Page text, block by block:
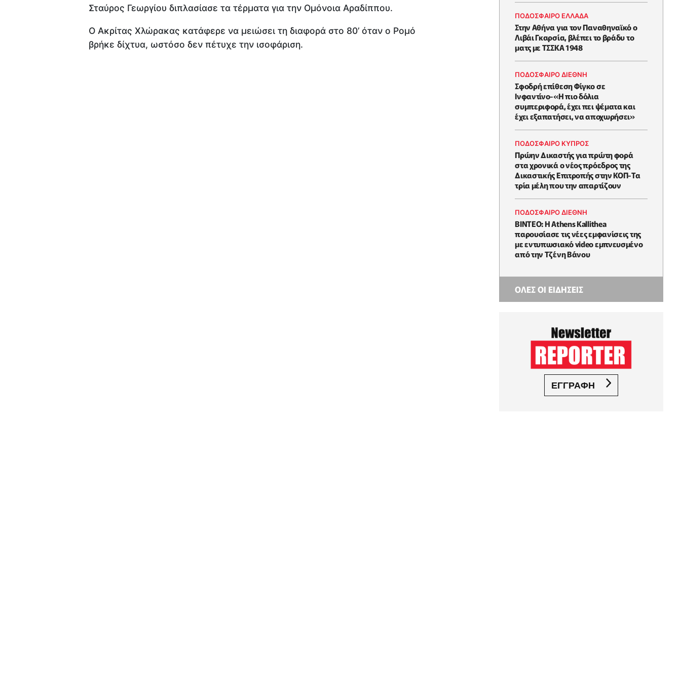
Σταύρος Γεωργίου διπλασίασε τα τέρματα για την Ομόνοια Αραδίππου.
Ο Ακρίτας Χλώρακας κατάφερε να μειώσει τη διαφορά στο 80’ όταν ο Ρομό
βρήκε δίχτυα, ωστόσο δεν πέτυχε την ισοφάριση.
ΠΟΔΟΣΦΑΙΡΟ ΕΛΛΑΔΑ
Στην Αθήνα για τον Παναθηναϊκό ο
Λιβάι Γκαρσία, βλέπει το βράδυ το
ματς με ΤΣΣΚΑ 1948
ΠΟΔΟΣΦΑΙΡΟ ΔΙΕΘΝΗ
Σφοδρή επίθεση Φίγκο σε
Ινφαντίνο-«Η πιο δόλια
συμπεριφορά, έχει πει ψέματα και
έχει εξαπατήσει, να αποχωρήσει»
ΠΟΔΟΣΦΑΙΡΟ ΚΥΠΡΟΣ
Πρώην Δικαστής για πρώτη φορά
στα χρονικά ο νέος πρόεδρος της
Δικαστικής Επιτροπής στην ΚΟΠ-Τα
τρία μέλη που την απαρτίζουν
ΠΟΔΟΣΦΑΙΡΟ ΔΙΕΘΝΗ
BINTEO: Η Athens Kallithea
παρουσίασε τις νέες εμφανίσεις της
με εντυπωσιακό video εμπνευσμένο
από την Τζένη Βάνου
ΟΛΕΣ ΟΙ ΕΙΔΗΣΕΙΣ
ΕΓΓΡΑΦΗ